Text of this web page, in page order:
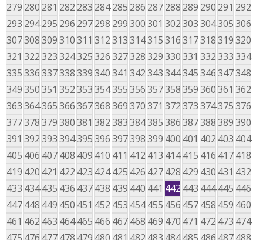
279 280 281 282 283 284285 286 287288 289 290 291 292
293 294295 296 297298 299300301 302303304305306
307308309310311 312313314315316317318319320
321 322323324325326327328329330331 332333334
335336337338339340341 342343344345346347348
349350351 352353354355356357358359360361 362
363364365366367368369370371 372373374375376
377378379380381 382383384385386387388389390
391 392393394395396397398399 400 401 402 403 404
405 406 407408 409 410 411 412 413 414415 416 417418
419 420 421 422 423 424425 426 427428 429 430 431 432
433 434435 436 437438 439 440 441 442 443 444445 446
447448 449 450 451 452 453 454455 456 457458 459 460
461 462 463 464465 466 467468 469 470 471 472 473 474